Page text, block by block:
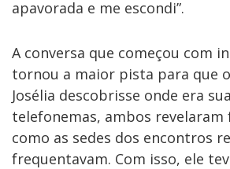
apavorada e me escondi”.
A conversa que começou com
tornou a maior pista para que
Josélia descobrisse onde era
telefonemas, ambos
como as sedes dos encontros
frequentavam. Com isso, ele